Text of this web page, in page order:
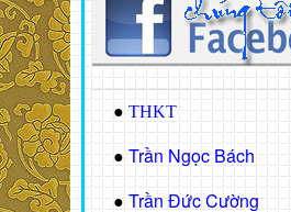
● THKT
● Trần Ngọc Bách
● Trần Đức Cường